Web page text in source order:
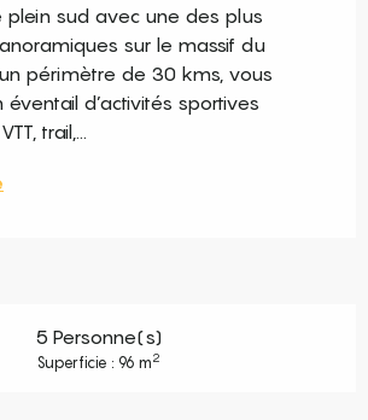
plein sud avec une des plus
sur le massif du
périmètre de 30 kms, vous
d’activités sportives
trail,...
5 Personne(s)
Superficie : 96 m2